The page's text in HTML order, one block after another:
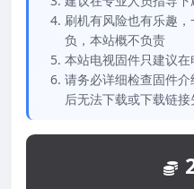
刷机有风险也有乐趣
负，本站概不负责
本站电视固件只建议
请务必详细检查固件
后无法下载或下载链